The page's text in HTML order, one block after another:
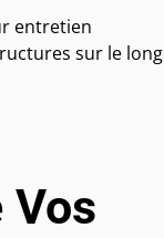
entretien
sur le long
Vos